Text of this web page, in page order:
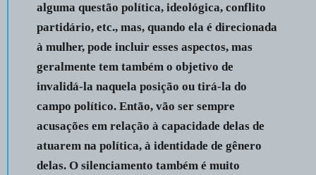
alguma questão política, ideológica, conflito
partidário, etc., mas, quando ela é direcionada
à mulher, pode incluir esses aspectos, mas
geralmente tem também o objetivo de
invalidá-la naquela posição ou tirá-la do
campo político. Então, vão ser sempre
acusações em relação à capacidade delas de
atuarem na política, à identidade de gênero
delas. O silenciamento também é muito